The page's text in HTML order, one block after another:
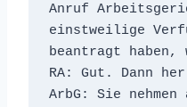
Anruf
einstweilige
beantragt haben,
RA: Gut. Dann
ArbG: Sie